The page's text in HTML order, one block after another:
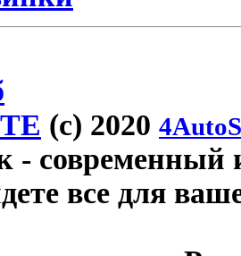
(c) 2020
- современный
все для